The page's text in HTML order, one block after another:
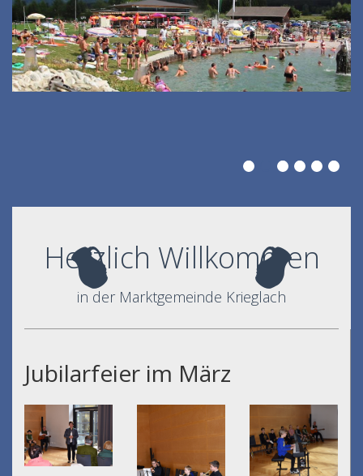
Herzlich Willkommen
in der Marktgemeinde Krieglach
Jubilarfeier im März